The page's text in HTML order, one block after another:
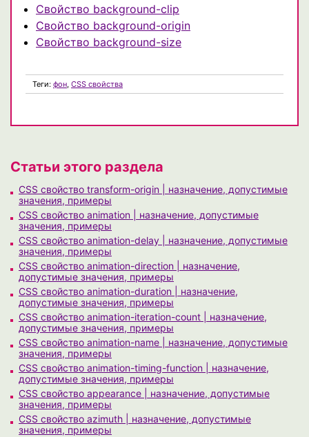
Свойство background-clip
Свойство background-origin
Свойство background-size
Теги: фон, CSS свойства
Статьи этого раздела
CSS свойство transform-origin | назначение, допустимые
значения, примеры
CSS свойство animation | назначение, допустимые
значения, примеры
CSS свойство animation-delay | назначение, допустимые
значения, примеры
CSS свойство animation-direction | назначение,
допустимые значения, примеры
CSS свойство animation-duration | назначение,
допустимые значения, примеры
CSS свойство animation-iteration-count | назначение,
допустимые значения, примеры
CSS свойство animation-name | назначение, допустимые
значения, примеры
CSS свойство animation-timing-function | назначение,
допустимые значения, примеры
CSS свойство appearance | назначение, допустимые
значения, примеры
CSS свойство azimuth | назначение, допустимые
значения, примеры